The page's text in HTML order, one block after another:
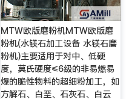
MTW欧版磨粉机MTW欧版磨
粉机(水镁石加工设备 水镁石磨
粉机)主要适用于对中、低硬
度，莫氏硬度≤6级的非易燃易
爆的脆性物料的超细粉加工，如
方解石、白垩、石灰石、白云